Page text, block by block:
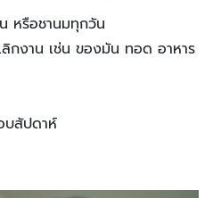
หรือชานมทุกวัน
กงาน เช่น ของมัน ทอด อาหาร
บสัปดาห์